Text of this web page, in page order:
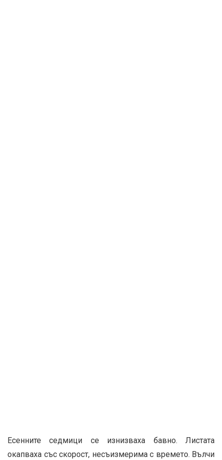
Есенните седмици се изнизваха бавно. Листата
окапваха със скорост, несъизмерима с времето. Вълчи